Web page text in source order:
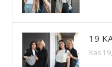
19
Kas